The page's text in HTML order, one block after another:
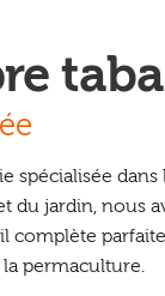
spécialisée dans
du jardin, nous
complète
permaculture.